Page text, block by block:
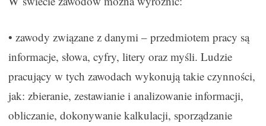
• zawody związane z danymi – przedmiotem pracy są
informacje, słowa, cyfry, litery oraz myśli. Ludzie
pracujący w tych zawodach wykonują takie czynności,
jak: zbieranie, zestawianie i analizowanie informacji,
obliczanie, dokonywanie kalkulacji, sporządzanie